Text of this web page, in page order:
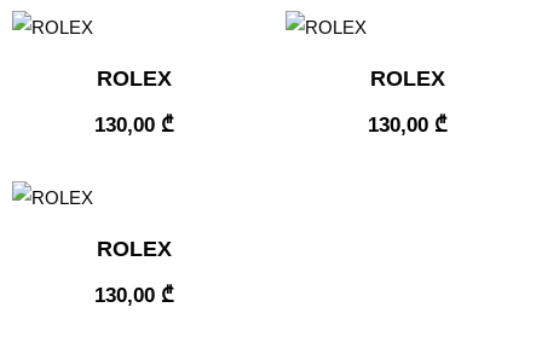
ROLEX
130,00 ₾
ROLEX
130,00 ₾
ROLEX
130,00 ₾